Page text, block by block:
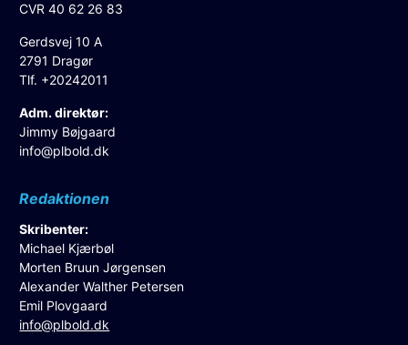
CVR 40 62 26 83
Gerdsvej 10 A
2791 Dragør
Tlf. +20242011
Adm. direktør:
Jimmy Bøjgaard
info@plbold.dk
Redaktionen
Skribenter:
Michael Kjærbøl
Morten Bruun Jørgensen
Alexander Walther Petersen
Emil Plovgaard
info@plbold.dk